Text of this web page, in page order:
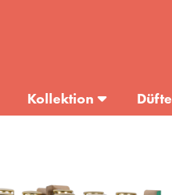
Kollektion Düfte